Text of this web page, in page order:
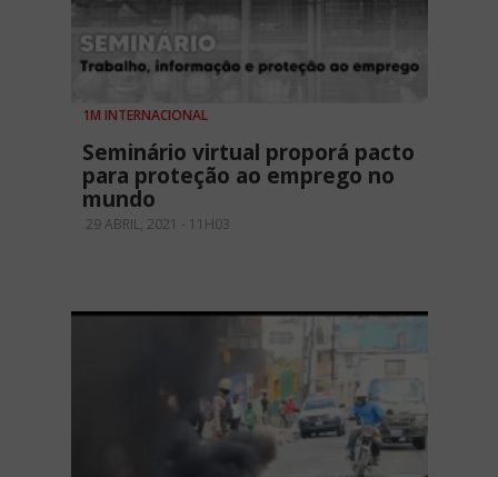
1M INTERNACIONAL
Seminário virtual proporá pacto
para proteção ao emprego no
mundo
29 ABRIL, 2021 - 11H03